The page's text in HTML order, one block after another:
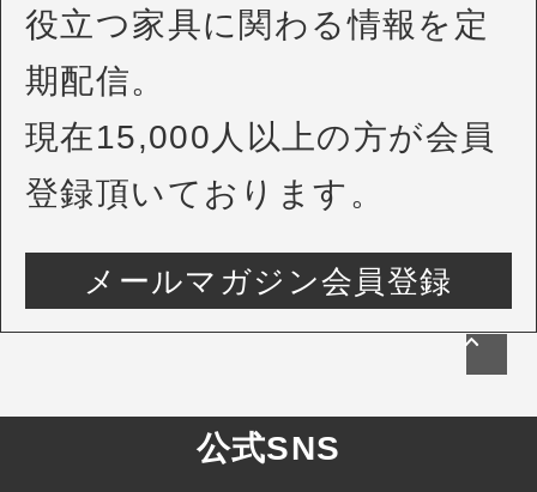
役立つ家具に関わる情報を定
期配信。
現在15,000人以上の方が会員
登録頂いております。
メールマガジン会員登録
公式SNS